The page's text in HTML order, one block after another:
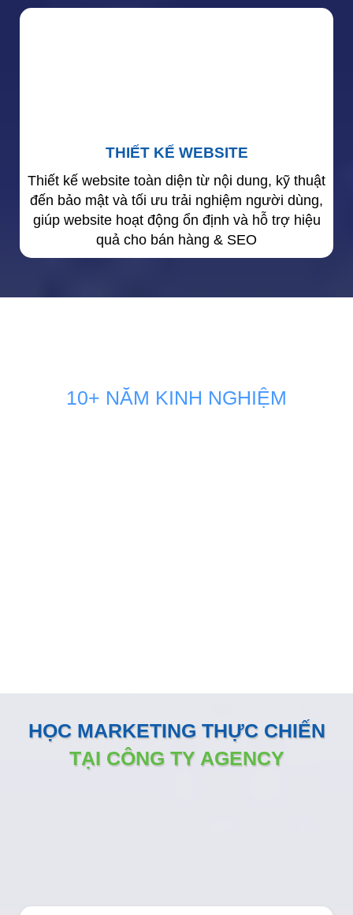
THIẾT KẾ WEBSITE
Thiết kế website toàn diện từ nội dung, kỹ thuật
đến bảo mật và tối ưu trải nghiệm người dùng,
giúp website hoạt động ổn định và hỗ trợ hiệu
quả cho bán hàng & SEO
10+ NĂM KINH NGHIỆM
HỌC MARKETING THỰC CHIẾN
TẠI CÔNG TY AGENCY